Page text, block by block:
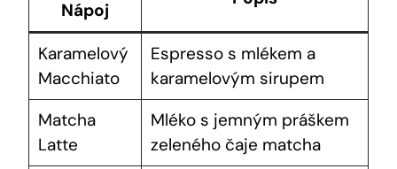
Nápoj
Karamelový⁣
Macchiato
Espresso s mlékem a
karamelovým sirupem
Matcha
Latte
Mléko s jemným práškem
zeleného čaje matcha